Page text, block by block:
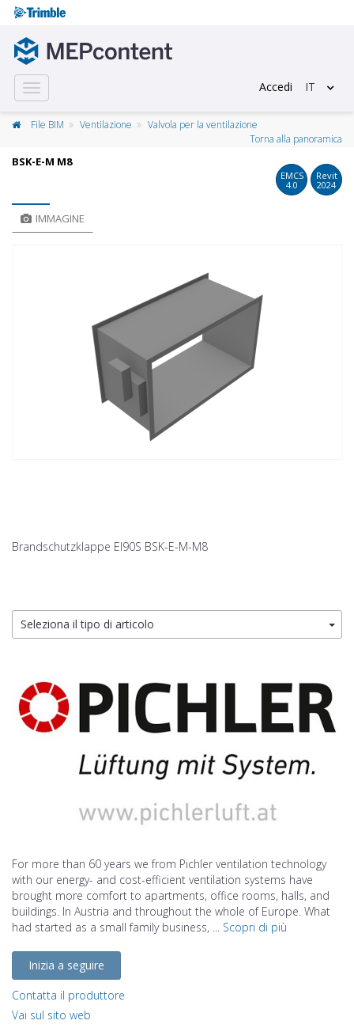
Toggle
navigation
Accedi IT
File BIM Ventilazione
Valvola per la ventilazione
Torna alla panoramica
BSK-E-M M8
EMCS
4.0
Revit
2024
IMMAGINE
Brandschutzklappe EI90S BSK-E-M-M8
Seleziona il tipo di articolo
For more than 60 years we from Pichler ventilation technology
with our energy- and cost-efficient ventilation systems have
brought more comfort to apartments, office rooms, halls, and
buildings. In Austria and throughout the whole of Europe. What
had started as a small family business, ... Scopri di più
Inizia a seguire
Contatta il produttore
Vai sul sito web